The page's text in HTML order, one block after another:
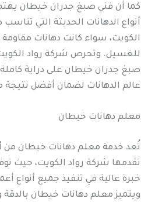
كما أن فني صبغ جدران خيطان
أنواع الدهانات الحديثة التي
الكويت، سواء كانت دهانات مقاومة
للغسيل. وتحرص شركة رواد
صبغ جدران خيطان على دراية
عالم الدهانات لضمان أفضل نتيجة
معلم دهانات خيطان
تُعد خدمة معلم دهانات خيطان من
تقدمها شركة رواد الكويت، حيث
خبرة عالية في تنفيذ جميع أنواع
ويتميز معلم دهانات خيطان بالدقة